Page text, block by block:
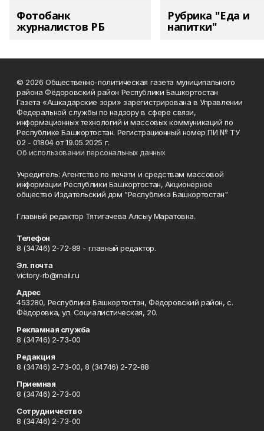
Фотобанк
журналистов РБ
Рубрика "Еда и
напитки"
© 2026 Общественно-политическая газета муниципального
района Фёдоровский район Республики Башкортостан
Газета «Ашкадарские зори» зарегистрирована в Управлении
Федеральной службы по надзору в сфере связи,
информационных технологий и массовых коммуникаций по
Республике Башкортостан. Регистрационный номер ПИ № ТУ
02 - 01804 от 19.05.2025 г.
Об использовании персональных данных
Учредитель: Агентство по печати и средствам массовой
информации Республики Башкортостан, Акционерное
общество Издательский дом "Республика Башкортостан"
Главный редактор Тятигачева Алсыу Маратовна.
Телефон
8 (34746) 2-72-88 - главный редактор.
Эл. почта
victory-rb@mail.ru
Адрес
453280, Республика Башкортостан, Фёдоровский район, с.
Фёдоровка, ул. Социалистическая, 20.
Рекламная служба
8 (34746) 2-73-00
Редакция
8 (34746) 2-73-00, 8 (34746) 2-72-88
Приемная
8 (34746) 2-73-00
Сотрудничество
8 (34746) 2-73-00